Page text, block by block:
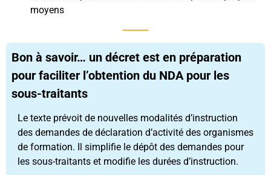
moyens
Bon à savoir… un décret est en préparation
pour faciliter l’obtention du NDA pour les
sous-traitants
Le texte prévoit de nouvelles modalités d’instruction
des demandes de déclaration d’activité des organismes
de formation. Il simplifie le dépôt des demandes pour
les sous-traitants et modifie les durées d’instruction.